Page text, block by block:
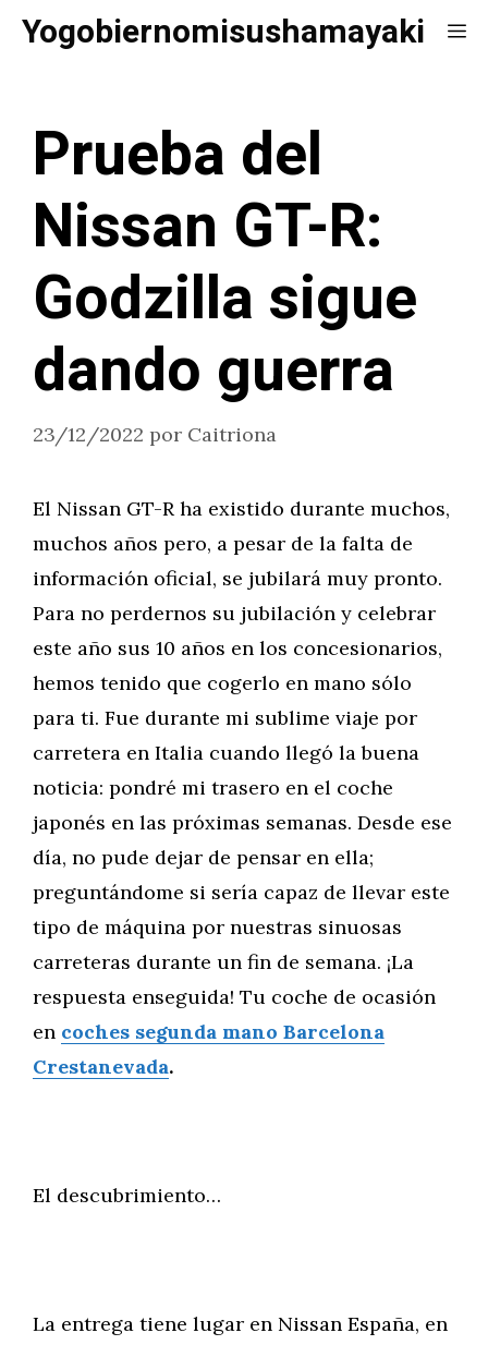
SaltarYogobiernomisushamayaki
Prueba del
Nissan GT-R:
Godzilla sigue
dando guerra
23/12/2022 por Caitriona
El Nissan GT-R ha existido durante muchos,
muchos años pero, a pesar de la falta de
información oficial, se jubilará muy pronto.
Para no perdernos su jubilación y celebrar
este año sus 10 años en los concesionarios,
hemos tenido que cogerlo en mano sólo
para ti. Fue durante mi sublime viaje por
carretera en Italia cuando llegó la buena
noticia: pondré mi trasero en el coche
japonés en las próximas semanas. Desde ese
día, no pude dejar de pensar en ella;
preguntándome si sería capaz de llevar este
tipo de máquina por nuestras sinuosas
carreteras durante un fin de semana. ¡La
respuesta enseguida! Tu coche de ocasión
en coches segunda mano Barcelona
Crestanevada.
El descubrimiento…
La entrega tiene lugar en Nissan España, en